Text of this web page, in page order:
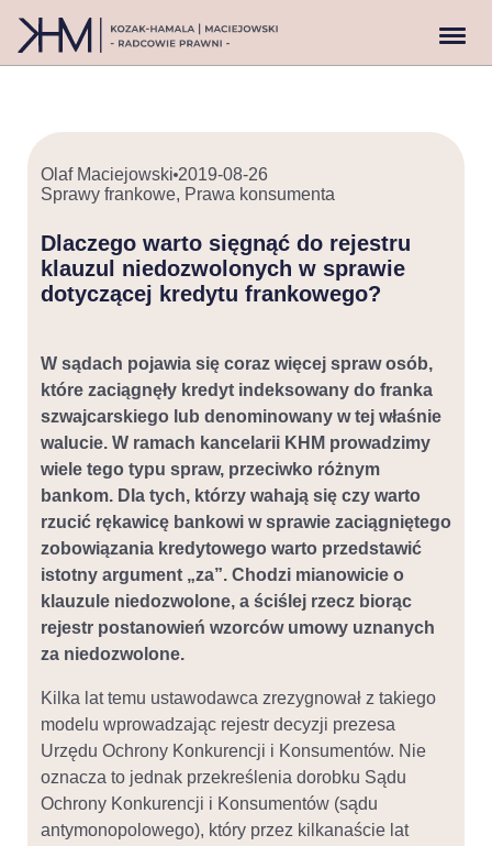
Olaf Maciejowski 2019-08-26
Sprawy frankowe, Prawa konsumenta
Dlaczego warto sięgnąć do rejestru
klauzul niedozwolonych w sprawie
dotyczącej kredytu frankowego?
W sądach pojawia się coraz więcej spraw osób,
które zaciągnęły kredyt indeksowany do franka
szwajcarskiego lub denominowany w tej właśnie
walucie. W ramach kancelarii KHM prowadzimy
wiele tego typu spraw, przeciwko różnym
bankom. Dla tych, którzy wahają się czy warto
rzucić rękawicę bankowi w sprawie zaciągniętego
zobowiązania kredytowego warto przedstawić
istotny argument „za”. Chodzi mianowicie o
klauzule niedozwolone, a ściślej rzecz biorąc
rejestr postanowień wzorców umowy uznanych
za niedozwolone.
Kilka lat temu ustawodawca zrezygnował z takiego
modelu wprowadzając rejestr decyzji prezesa
Urzędu Ochrony Konkurencji i Konsumentów. Nie
oznacza to jednak przekreślenia dorobku Sądu
Ochrony Konkurencji i Konsumentów (sądu
antymonopolowego), który przez kilkanaście lat